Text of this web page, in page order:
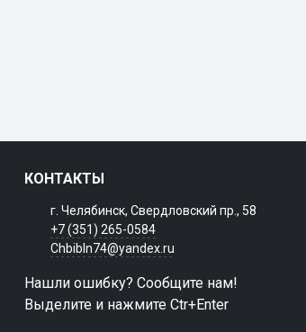
КОНТАКТЫ
г. Челябинск, Свердловский пр., 58
+7 (351) 265-0584
Chbibln74@yandex.ru
Нашли ошибку? Сообщите нам!
Выделите и нажмите Ctr+Enter